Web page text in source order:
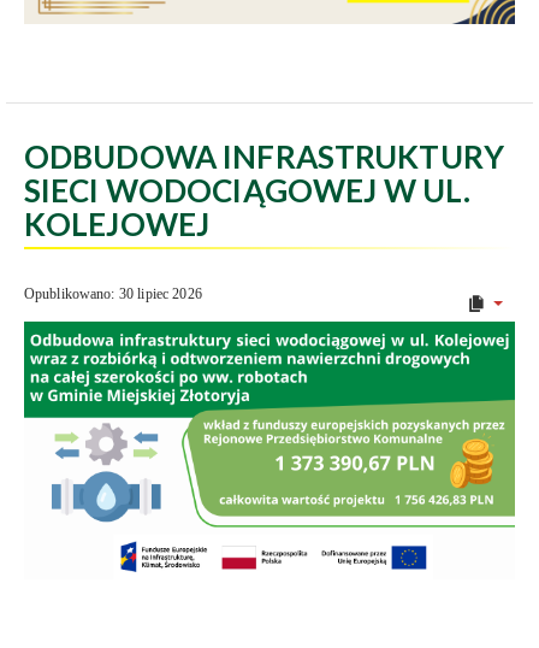
ODBUDOWA INFRASTRUKTURY
SIECI WODOCIĄGOWEJ W UL.
KOLEJOWEJ
Opublikowano: 30 lipiec 2026